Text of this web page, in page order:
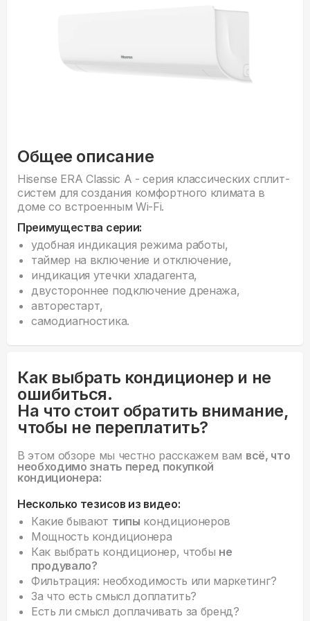
Общее описание
Hisense ERA Classic A - серия классических сплит-
систем для создания комфортного климата в
доме со встроенным Wi-Fi.
Преимущества серии:
удобная индикация режима работы,
таймер на включение и отключение,
индикация утечки хладагента,
двустороннее подключение дренажа,
авторестарт,
самодиагностика.
Как выбрать кондиционер и не
ошибиться.
На что стоит обратить внимание,
чтобы не переплатить?
В этом обзоре мы честно расскажем вам всё, что
необходимо знать перед покупкой
кондиционера:
Несколько тезисов из видео:
Какие бывают типы кондиционеров
Мощность кондиционера
Как выбрать кондиционер, чтобы не
продувало?
Фильтрация: необходимость или маркетинг?
За что есть смысл доплатить?
Есть ли смысл доплачивать за бренд?